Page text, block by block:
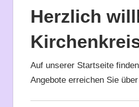
Herzlich
Auf unserer Startseite
Angebote erreichen Sie